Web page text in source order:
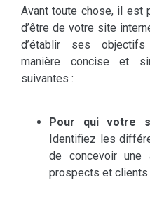
Avant toute chose, il est
d’être de votre site
d’établir ses
manière concise et
suivantes :
Pour qui votre
Identifiez les
de concevoir une
prospects et clients.